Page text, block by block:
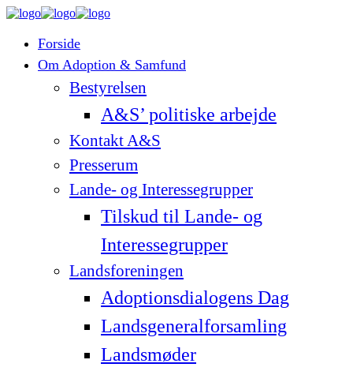
Forside
Om Adoption & Samfund
Bestyrelsen
A&S’ politiske arbejde
Kontakt A&S
Presserum
Lande- og Interessegrupper
Tilskud til Lande- og
Interessegrupper
Landsforeningen
Adoptionsdialogens Dag
Landsgeneralforsamling
Landsmøder